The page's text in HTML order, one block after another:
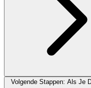
Volgende Stappen: Als Je